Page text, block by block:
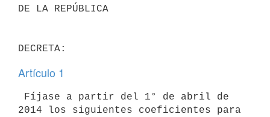
DE LA REPÚBLICA
Artículo 1
2014 los siguientes coeficientes para